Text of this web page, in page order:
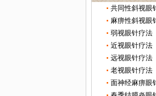
共同性斜视眼
麻痹性斜视眼
弱视眼针疗法
近视眼针疗法
远视眼针疗法
老视眼针疗法
面神经麻痹眼